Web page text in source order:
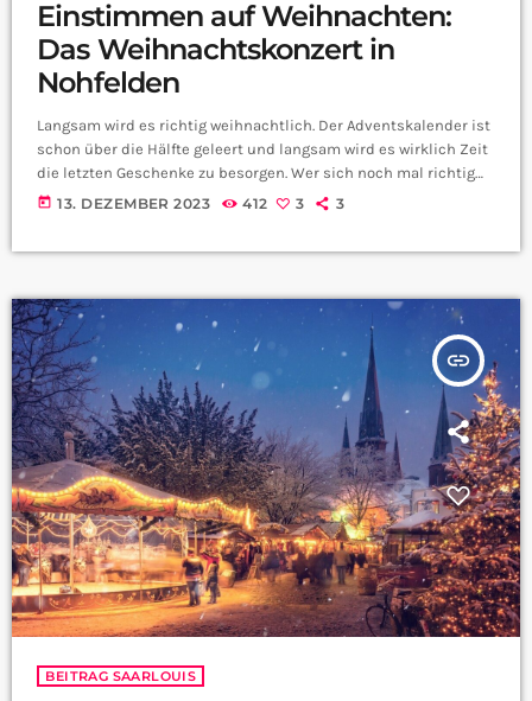
Einstimmen auf Weihnachten:
Das Weihnachtskonzert in
Nohfelden
Langsam wird es richtig weihnachtlich. Der Adventskalender ist
schon über die Hälfte geleert und langsam wird es wirklich Zeit
die letzten Geschenke zu besorgen. Wer sich noch mal richtig
auf Weihnachten einstimmen will hat jetzt die Chance dazu. Wir
today 13. DEZEMBER 2023 412 3 3
insert_link
BEITRAG SAARLOUIS